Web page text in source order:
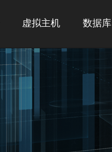
虚拟主机 数据库